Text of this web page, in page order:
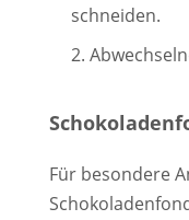
schneiden.
Für besondere